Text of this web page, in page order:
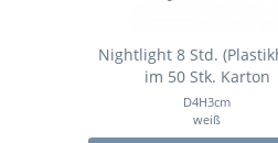
Nightlight 8 Std.
im 50 Stk. Karton
D4H3cm
weiß